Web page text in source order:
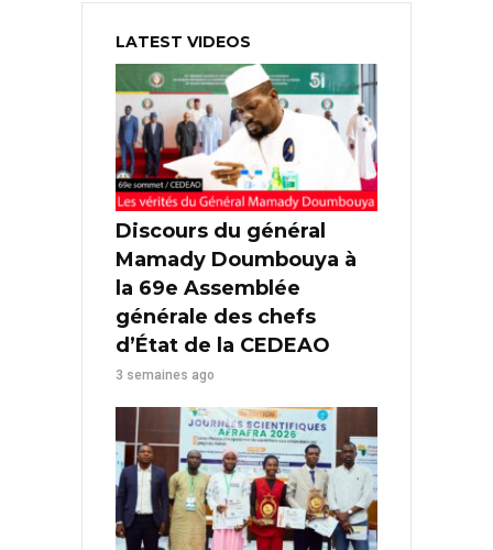
LATEST VIDEOS
Discours du général
Mamady Doumbouya à
la 69e Assemblée
générale des chefs
d’État de la CEDEAO
3 semaines ago